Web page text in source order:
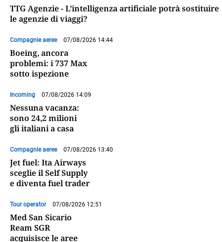
TTG Agenzie - L’intelligenza artificiale potrà sostituire
le agenzie di viaggi?
Compagnie aeree 07/08/2026 14:44
Boeing, ancora
problemi: i 737 Max
sotto ispezione
Incoming 07/08/2026 14:09
Nessuna vacanza:
sono 24,2 milioni
gli italiani a casa
Compagnie aeree 07/08/2026 13:40
Jet fuel: Ita Airways
sceglie il Self Supply
e diventa fuel trader
Tour operator 07/08/2026 12:51
Med San Sicario
Ream SGR
acquisisce le aree